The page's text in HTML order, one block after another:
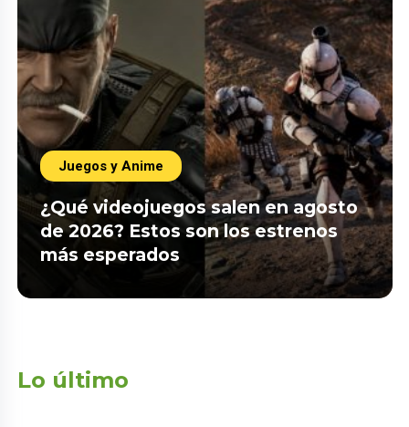
Juegos y Anime
¿Qué videojuegos salen en agosto
de 2026? Estos son los estrenos
más esperados
Lo último